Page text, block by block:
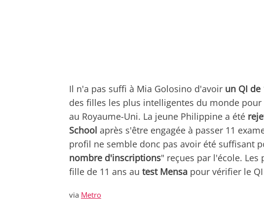
Il n'a pas suffi à Mia Golosino d'avoir un QI de
des filles les plus intelligentes du monde
au Royaume-Uni. La jeune Philippine a été
School après s'être engagée à passer 11
profil ne semble donc pas avoir été suffisant
nombre d'inscriptions" reçues par l'école.
fille de 11 ans au test Mensa pour vérifier le
via Metro